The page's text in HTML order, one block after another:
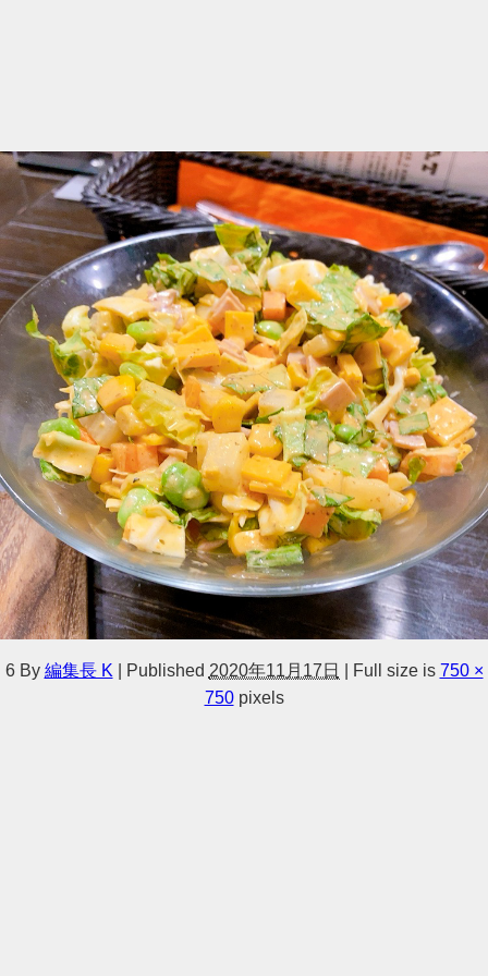
6 By 編集長 K Published 2020年11月17日 Full size is 750 ×
750pixels